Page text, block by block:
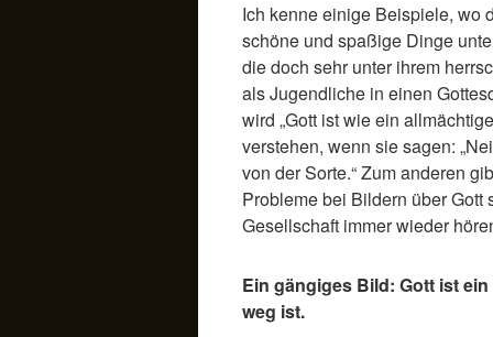
Ich kenne einige Beispiele, wo
schöne und spaßige Dinge
die doch sehr unter ihrem
als Jugendliche in einen
wird „Gott ist wie ein
verstehen, wenn sie sagen:
von der Sorte.“ Zum anderen
Probleme bei Bildern über
Gesellschaft immer wieder
Ein gängiges Bild: Gott ist
weg ist.